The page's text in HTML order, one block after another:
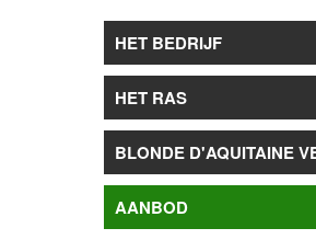
HET BEDRIJF
HET RAS
BLONDE D'AQUITAINE
AANBOD